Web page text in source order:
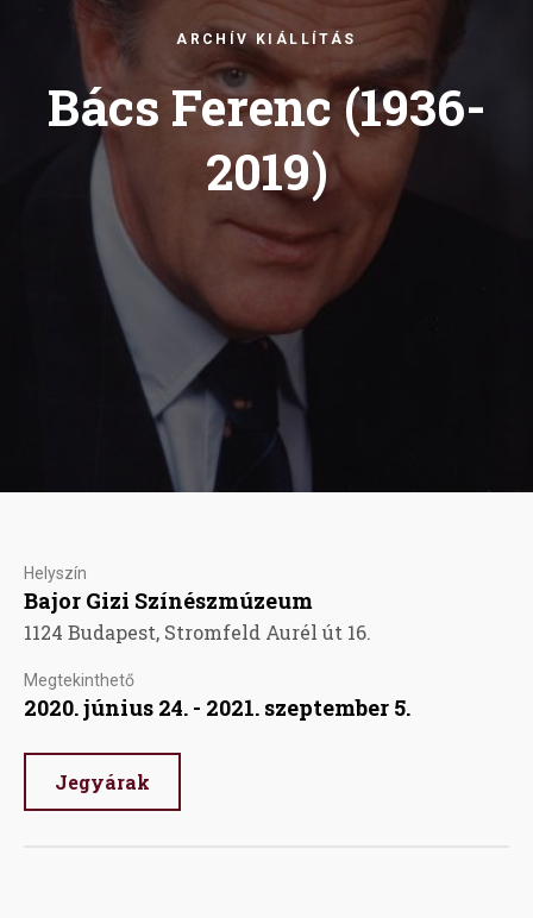
ARCHÍV KIÁLLÍTÁS
Bács Ferenc (1936-
2019)
Helyszín
Bajor Gizi Színészmúzeum
1124 Budapest, Stromfeld Aurél út 16.
Megtekinthető
2020. június 24. - 2021. szeptember 5.
Jegyárak